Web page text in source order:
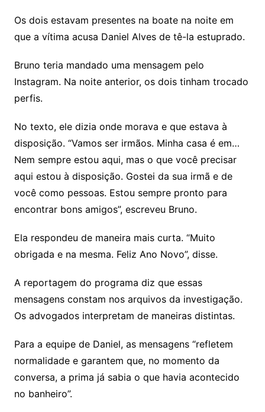
Os dois estavam presentes na boate na noite em
que a vítima acusa Daniel Alves de tê-la estuprado.
Bruno teria mandado uma mensagem pelo
Instagram. Na noite anterior, os dois tinham trocado
perfis.
No texto, ele dizia onde morava e que estava à
disposição. “Vamos ser irmãos. Minha casa é em…
Nem sempre estou aqui, mas o que você precisar
aqui estou à disposição. Gostei da sua irmã e de
você como pessoas. Estou sempre pronto para
encontrar bons amigos”, escreveu Bruno.
Ela respondeu de maneira mais curta. “Muito
obrigada e na mesma. Feliz Ano Novo”, disse.
A reportagem do programa diz que essas
mensagens constam nos arquivos da investigação.
Os advogados interpretam de maneiras distintas.
Para a equipe de Daniel, as mensagens “refletem
normalidade e garantem que, no momento da
conversa, a prima já sabia o que havia acontecido
no banheiro”.